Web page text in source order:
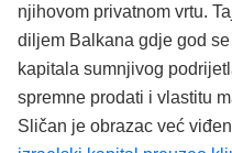
njihovom privatnom vrtu.
diljem Balkana gdje god
kapitala sumnjivog
spremne prodati i vlastitu
Sličan je obrazac već